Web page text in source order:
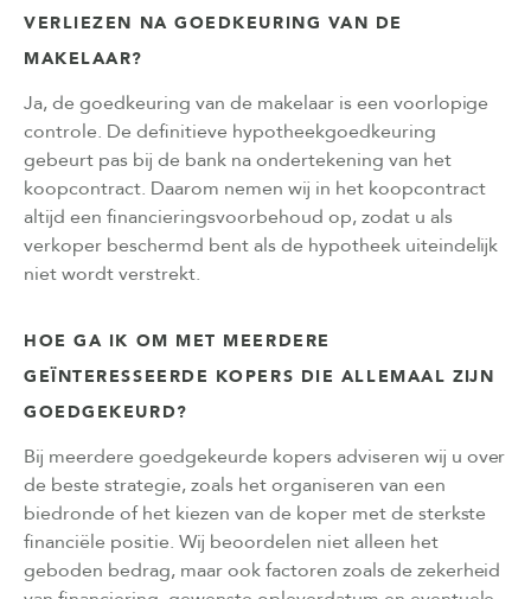
VERLIEZEN NA GOEDKEURING VAN DE
MAKELAAR?
Ja, de goedkeuring van de makelaar is een voorlopige
controle. De definitieve hypotheekgoedkeuring
gebeurt pas bij de bank na ondertekening van het
koopcontract. Daarom nemen wij in het koopcontract
altijd een financieringsvoorbehoud op, zodat u als
verkoper beschermd bent als de hypotheek uiteindelijk
niet wordt verstrekt.
HOE GA IK OM MET MEERDERE
GEÏNTERESSEERDE KOPERS DIE ALLEMAAL ZIJN
GOEDGEKEURD?
Bij meerdere goedgekeurde kopers adviseren wij u over
de beste strategie, zoals het organiseren van een
biedronde of het kiezen van de koper met de sterkste
financiële positie. Wij beoordelen niet alleen het
geboden bedrag, maar ook factoren zoals de zekerheid